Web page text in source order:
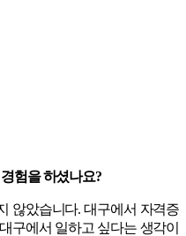
험을 하셨나요?
않았습니다. 대구에서 자격증
구에서 일하고 싶다는 생각이